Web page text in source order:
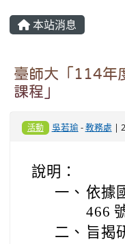
主內容區域
本站消息
臺師大「114年
課程」
活動 吳若瑜-教務處 |
說明：
一、 依據
466
二、 旨揭